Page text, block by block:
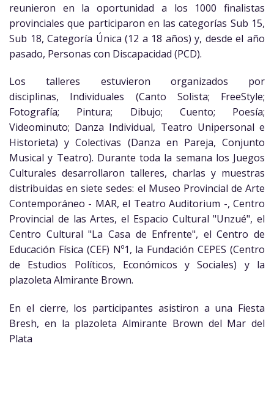
reunieron en la oportunidad a los 1000 finalistas
provinciales que participaron en las categorías Sub 15,
Sub 18, Categoría Única (12 a 18 años) y, desde el año
pasado, Personas con Discapacidad (PCD).
Los talleres estuvieron organizados por
disciplinas, Individuales (Canto Solista; FreeStyle;
Fotografía; Pintura; Dibujo; Cuento; Poesía;
Videominuto; Danza Individual, Teatro Unipersonal e
Historieta) y Colectivas (Danza en Pareja, Conjunto
Musical y Teatro). Durante toda la semana los Juegos
Culturales desarrollaron talleres, charlas y muestras
distribuidas en siete sedes: el Museo Provincial de Arte
Contemporáneo - MAR, el Teatro Auditorium -, Centro
Provincial de las Artes, el Espacio Cultural "Unzué", el
Centro Cultural "La Casa de Enfrente", el Centro de
Educación Física (CEF) Nº1, la Fundación CEPES (Centro
de Estudios Políticos, Económicos y Sociales) y la
plazoleta Almirante Brown.
En el cierre, los participantes asistiron a una Fiesta
Bresh, en la plazoleta Almirante Brown del Mar del
Plata